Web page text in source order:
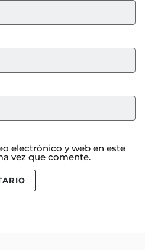
electrónico y web en este
vez que comente.